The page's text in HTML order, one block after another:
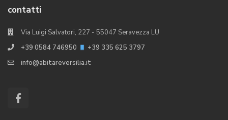
contatti
Via Luigi Salvatori, 227 - 55047 Seravezza LU
+39 0584 746950
+39 335 625 3797
info@abitareversilia.it